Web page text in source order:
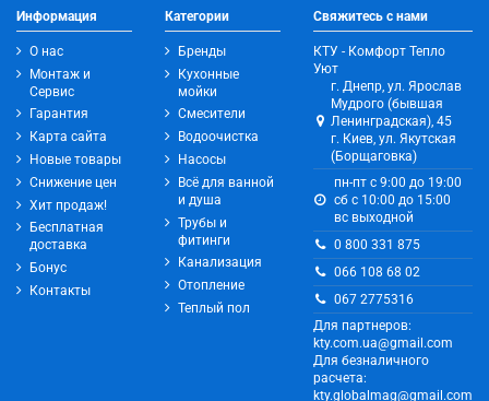
Информация
О нас
Монтаж и
Сервис
Гарантия
Карта сайта
Новые товары
Снижение цен
Хит продаж!
Бесплатная
доставка
Бонус
Контакты
Категории
Бренды
Кухонные
мойки
Смесители
Водоочистка
Насосы
Всё для ванной
и душа
Трубы и
фитинги
Канализация
Отопление
Теплый пол
Свяжитесь с нами
КТУ - Комфорт Тепло
Уют
г. Днепр, ул. Ярослав
Мудрого (бывшая
Ленинградская), 45
г. Киев, ул. Якутская
(Борщаговка)
пн-пт с 9:00 до 19:00
сб с 10:00 до 15:00
вс выходной
0 800 331 875
066 108 68 02
067 2775316
Для партнеров:
kty.com.ua@gmail.com
Для безналичного
расчета:
kty.globalmag@gmail.com